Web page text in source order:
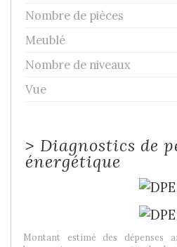
Nombre de pièces
Meublé
Nombre de niveaux
Vue
> Diagnostics de
énergétique
Montant estimé des dépenses